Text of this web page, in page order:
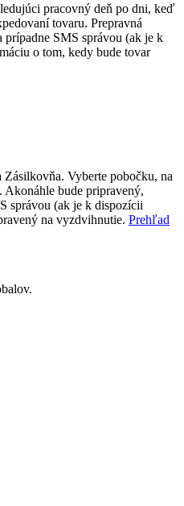
pracovný deň po dni, keď
tovaru. Prepravná
SMS správou (ak je k
o tom, kedy bude tovar
Vyberte pobočku, na
bude pripravený,
správou (ak je k dispozícii
na vyzdvihnutie. Prehľad